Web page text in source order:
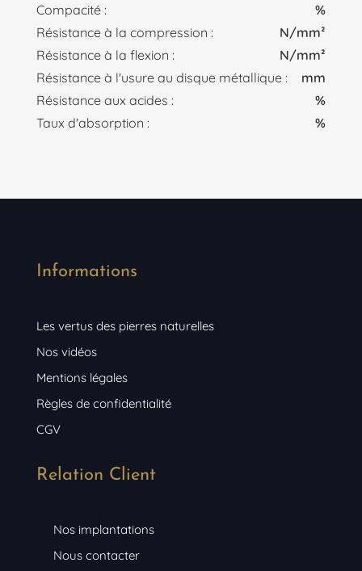
Compacité :
%
Résistance à la compression :
N/mm²
Résistance à la flexion :
N/mm²
Résistance à l'usure au disque métallique :
mm
Résistance aux acides :
%
Taux d'absorption :
%
Informations
Les vertus des pierres naturelles
Nos vidéos
Mentions légales
Règles de confidentialité
CGV
Relation Client
Nos implantations
Nous contacter